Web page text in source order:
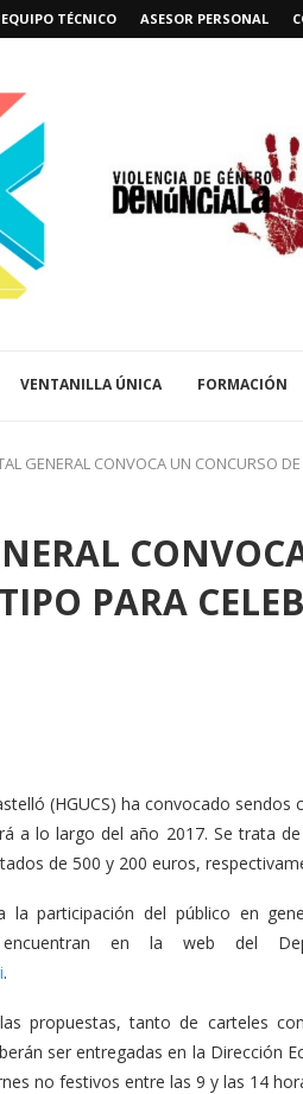
EQUIPO TÉCNICO ASESOR PERSONAL
VENTANILLA ÚNICA FORMACIÓN
GENERAL CONVOCA UN CONCURSO
PARA
(HGUCS) ha convocado
a lo largo del año 2017. Se trata
de 500 y 200 euros,
la participación del público en
en la web del
.
propuestas, tanto de carteles
ser entregadas en la Dirección
no festivos entre las 9 y las 14